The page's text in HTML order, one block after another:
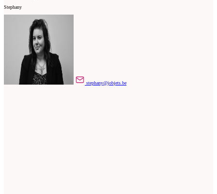
Stephany
stephany@jobjets.be